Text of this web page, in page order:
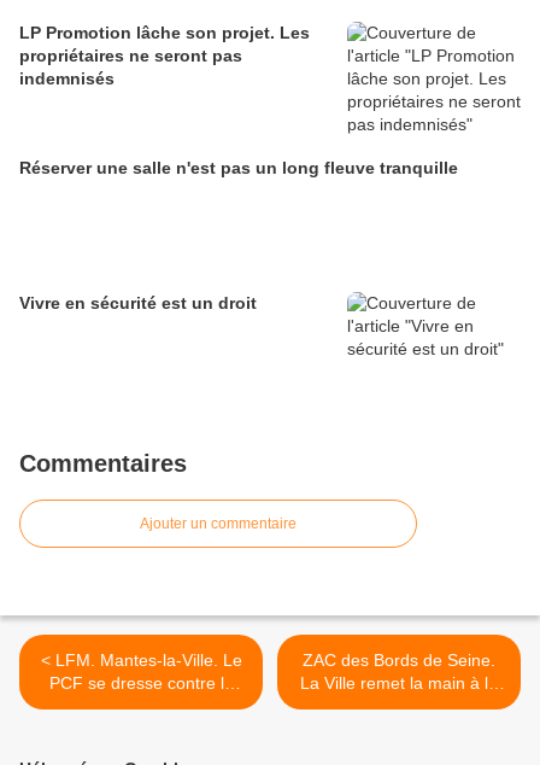
LP Promotion lâche son projet. Les
propriétaires ne seront pas
indemnisés
Réserver une salle n'est pas un long fleuve tranquille
Vivre en sécurité est un droit
Commentaires
Ajouter un commentaire
< LFM. Mantes-la-Ville. Le
PCF se dresse contre la
fermeture de La Poste
ZAC des Bords de Seine.
La Ville remet la main à la
poche. >